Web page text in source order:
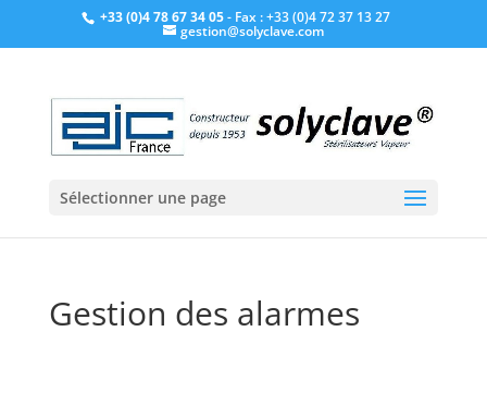
+33 (0)4 78 67 34 05- Fax : +33 (0)4 72 37 13 27
gestion@solyclave.com
Sélectionner une page
Gestion des alarmes